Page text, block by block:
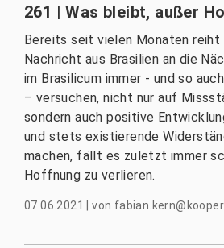
261 | Was bleibt, außer
Bereits seit vielen Monaten reiht
Nachricht aus Brasilien an die
im Brasilicum immer - und so
– versuchen, nicht nur auf
sondern auch positive
und stets existierende
machen, fällt es zuletzt immer
Hoffnung zu verlieren.
07.06.2021 |von